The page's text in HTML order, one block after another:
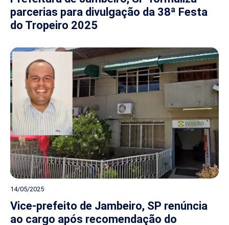
parcerias para divulgação da 38ª Festa
do Tropeiro 2025
14/05/2025
Vice-prefeito de Jambeiro, SP renúncia
ao cargo após recomendação do